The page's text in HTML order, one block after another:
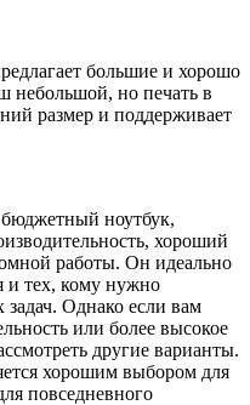
большие и хорошо
небольшой, но печать в
размер и поддерживает
ноутбук,
хороший
работы. Он идеально
и тех, кому нужно
задач. Однако если вам
или более высокое
другие варианты.
хорошим выбором для
повседневного